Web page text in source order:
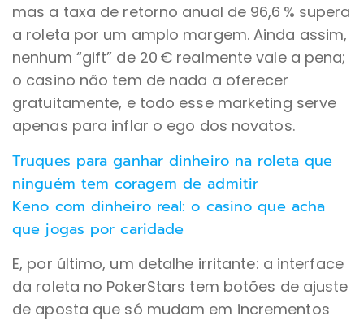
mas a taxa de retorno anual de 96,6 % supera
a roleta por um amplo margem. Ainda assim,
nenhum “gift” de 20 € realmente vale a pena;
o casino não tem de nada a oferecer
gratuitamente, e todo esse marketing serve
apenas para inflar o ego dos novatos.
Truques para ganhar dinheiro na roleta que
ninguém tem coragem de admitir
Keno com dinheiro real: o casino que acha
que jogas por caridade
E, por último, um detalhe irritante: a interface
da roleta no PokerStars tem botões de ajuste
de aposta que só mudam em incrementos